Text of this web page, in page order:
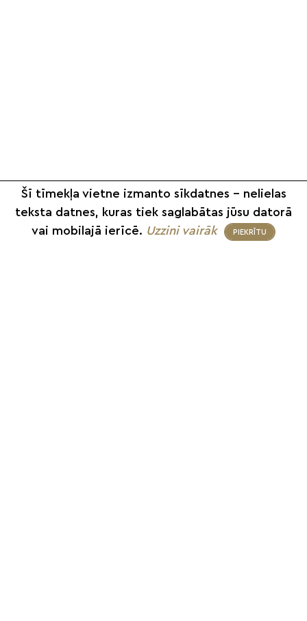
Šī tīmekļa vietne izmanto sīkdatnes – nelielas
teksta datnes, kuras tiek saglabātas jūsu datorā
vai mobilajā ierīcē. Uzzini vairāk PIEKRĪTU